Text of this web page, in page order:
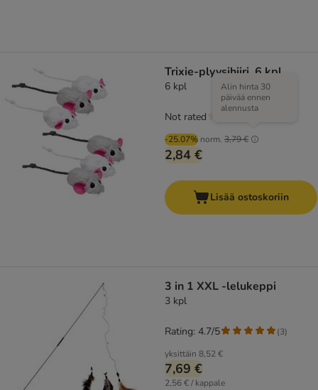
Trixie-plyysihiiri, 6 kpl
6 kpl
-25.07% norm. 3,79 €
Alin hinta 30
päivää ennen
alennusta
2,84 €
Not rated
Lisää ostoskoriin
3 in 1 XXL -lelukeppi
3 kpl
yksittäin 8,52 €
7,69 €
2,56 € / kappale
Rating: 4.7/5 (3)